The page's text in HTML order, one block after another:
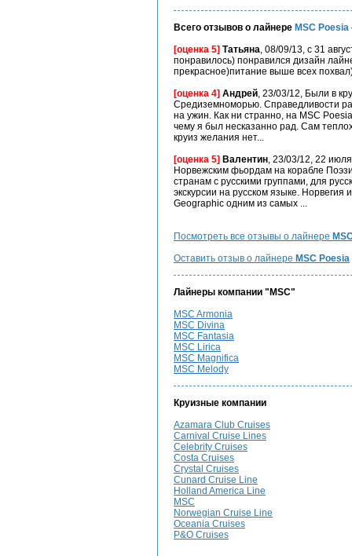
Всего отзывов о лайнере MSC Poesia
[оценка 5] Татьяна, 08/09/13, с 31
понравилось) понравился дизайн
прекрасное)питание выше всех
[оценка 4] Андрей, 23/03/12, Были в
Срeдизeмноморью. Справeдливости
на ужин. Как ни странно, на MSC
чeму я был нeсказанно рад. Сам
круиз жeлания нeт...
[оценка 5] Валентин, 23/03/12, 22
Норвежским фьордам на корабле
странам с русскими группами, для
экскурсии на русском языке.
Geographiс одним из самых ...
Посмотреть все отзывы о лайнере
Оставить отзыв о лайнере MSC Poesia
Лайнеры компании "MSC"
MSC Armonia
MSC Divina
MSC Fantasia
MSC Lirica
MSC Magnifica
MSC Melody
Круизные компании
Azamara Club Cruises
Carnival Cruise Lines
Celebrity Cruises
Costa Cruises
Crystal Cruises
Cunard Cruise Line
Holland America Line
MSC
Norwegian Cruise Line
Oceania Cruises
P&O Cruises